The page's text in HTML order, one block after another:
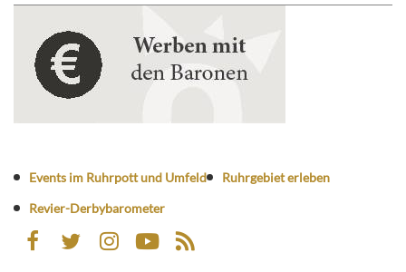
Events im Ruhrpott und Umfeld
Ruhrgebiet erleben
Revier-Derbybarometer